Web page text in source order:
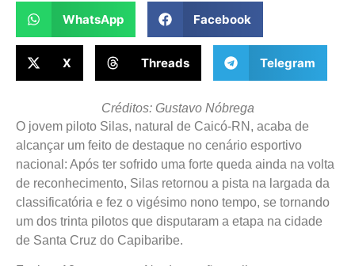
WhatsApp Facebook
X Threads Telegram
Créditos: Gustavo Nóbrega
O jovem piloto Silas, natural de Caicó-RN, acaba de
alcançar um feito de destaque no cenário esportivo
nacional: Após ter sofrido uma forte queda ainda na volta
de reconhecimento, Silas retornou a pista na largada da
classificatória e fez o vigésimo nono tempo, se tornando
um dos trinta pilotos que disputaram a etapa na cidade
de Santa Cruz do Capibaribe.